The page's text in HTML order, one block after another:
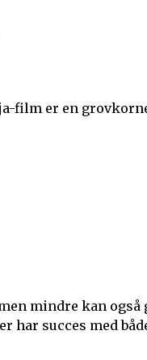
film er en
har succes med